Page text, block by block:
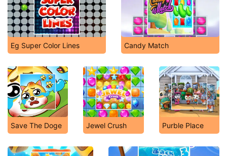
Eg Super Color Lines Candy Match
Save The Doge Jewel Crush Purble Place